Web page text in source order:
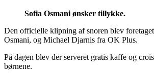
Sofia Osmani ønsker tillykke.
Den officielle klipning af snoren blev
Osmani, og Michael Djarnis fra OK Plus.
På dagen blev der serveret gratis kaffe og
børnene.